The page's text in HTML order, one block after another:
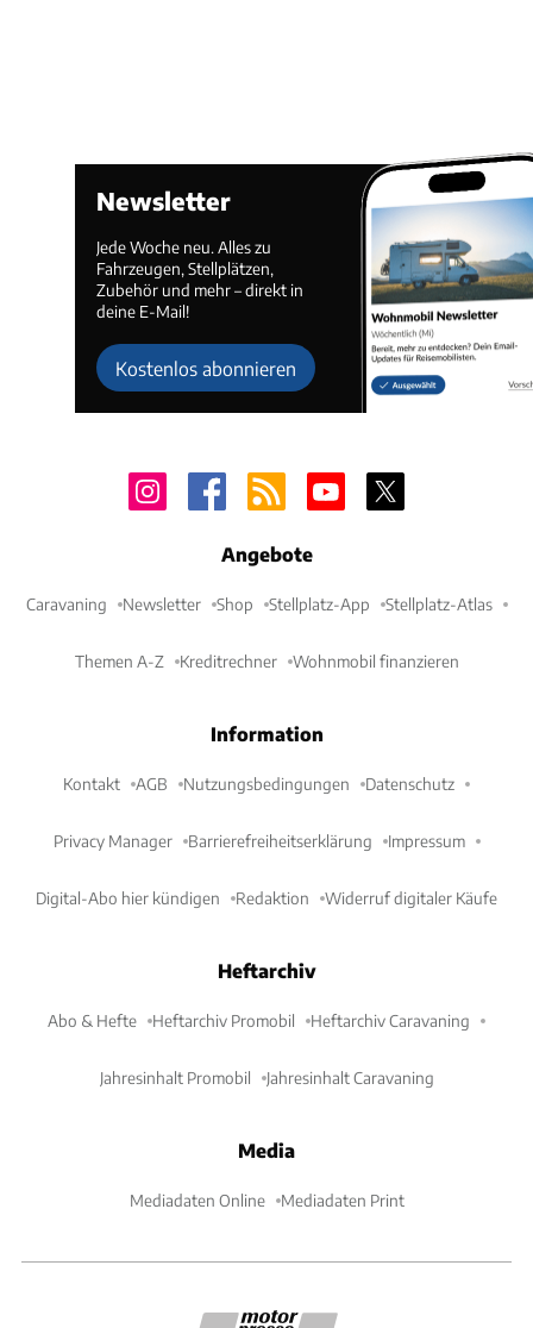
Newsletter
Jede Woche neu. Alles zu
Fahrzeugen, Stellplätzen,
Zubehör und mehr – direkt in
deine E-Mail!
Kostenlos abonnieren
Angebote
Caravaning Newsletter Shop Stellplatz-App Stellplatz-Atlas
Themen A-Z Kreditrechner Wohnmobil finanzieren
Information
Kontakt AGB Nutzungsbedingungen Datenschutz
Privacy Manager Barrierefreiheitserklärung Impressum
Digital-Abo hier kündigen Redaktion Widerruf digitaler Käufe
Heftarchiv
Abo & Hefte Heftarchiv Promobil Heftarchiv Caravaning
Jahresinhalt Promobil Jahresinhalt Caravaning
Media
Mediadaten Online Mediadaten Print